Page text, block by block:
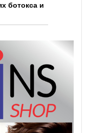
ботокса и